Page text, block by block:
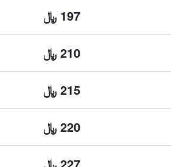
197 ﷼
210 ﷼
215 ﷼
220 ﷼